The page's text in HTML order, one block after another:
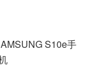
S10e手